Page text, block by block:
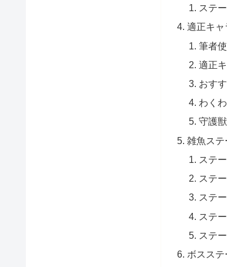
ステ
適正キ
筆者
適正
おす
わく
守護獣
雑魚ステ
ステ
ステ
ステ
ステ
ステ
ボスステ